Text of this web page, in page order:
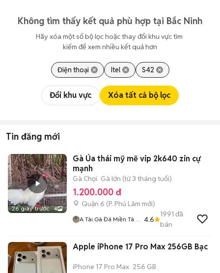
Không tìm thấy kết quả phù hợp tại Bắc Ninh
Hãy xóa một số bộ lọc hoặc thay đổi khu vực tìm
kiếm để xem nhiều kết quả hơn
Điện thoại Itel S42
Đổi khu vực Xóa tất cả bộ lọc
Tin đăng mới
26 giây trước 4
Gà Úa thái mỹ mẽ vip 2k640 zin cự
mạnh
Gà Chọi Gà lớn (từ 3 tháng tuổi)
1.200.000 đ
Quận 6 (P. Phú Lâm mới)
A Tài Gà Đá Miền Tây
4.6
1991 đã
bán
Apple iPhone 17 Pro Max 256GB Bạc
iPhone 17 Pro Max 256 GB